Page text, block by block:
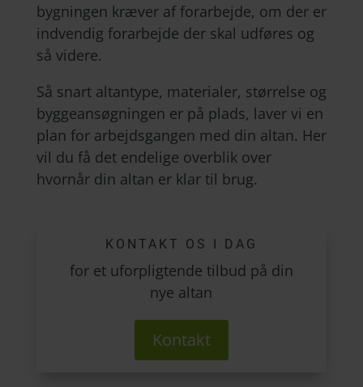
bygningen kræver af forarbejde, om der er
indvendig forarbejde der skal udføres og
så videre.
Så snart altantype, materialer, størrelse og
byggeansøgningen er på plads, laver vi en
plan for arbejdsgangen med din altan. Her
vil du få det endelige overblik over
hvornår din altan er klar til brug.
KONTAKT OS I DAG
for et uforpligtende tilbud på din
nye altan
Kontakt